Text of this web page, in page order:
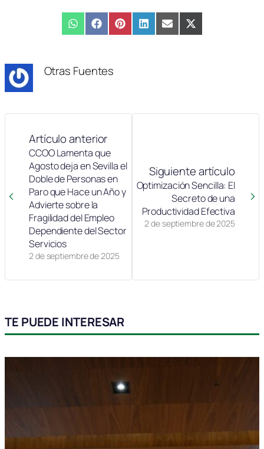
Compartir
en
WhatsAppCompartir
en
FacebookCompartir
en
PinterestCompartir
en
LinkedInCompartir
en
EmailCompartir
en
X
(Twitter)
Otras Fuentes
Artículo anterior
2 de septiembre de 2025
CCOO Lamenta que
Agosto deja en Sevilla el
Doble de Personas en
Paro que Hace un Año y
Advierte sobre la
Fragilidad del Empleo
Dependiente del Sector
Servicios
Siguiente artículo
2 de septiembre de 2025
Optimización Sencilla: El
Secreto de una
Productividad Efectiva
TE PUEDE INTERESAR